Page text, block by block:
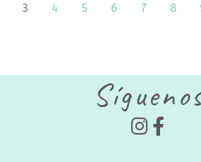
3 4 5 6 7 8
I
F
a